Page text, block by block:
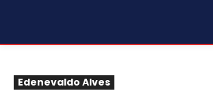
Edenevaldo Alves